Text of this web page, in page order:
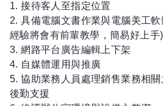
1. 接待客人至指定位置
2. 具備電腦文書作業與電腦美工
經驗將會有前輩教學，簡易好上手)
3. 網路平台廣告編輯上下架
4. 自媒體運用與推廣
5. 協助業務人員處理銷售業務相
後勤支援